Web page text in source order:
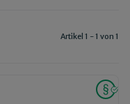
Artikel 1 - 1 von 1